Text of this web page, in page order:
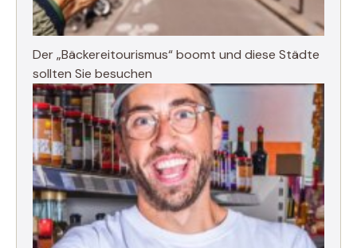
Der „Bäckereitourismus“ boomt und diese Städte
sollten Sie besuchen